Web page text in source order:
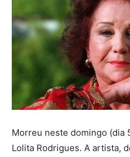
Morreu neste domingo (dia
Lolita Rodrigues. A artista,